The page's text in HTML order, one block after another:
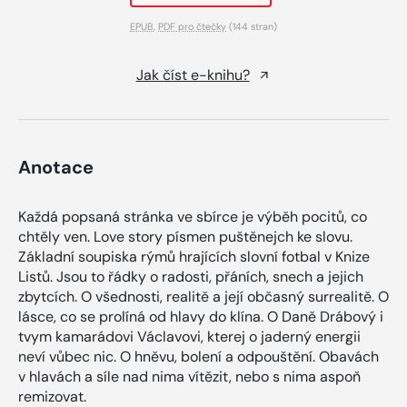
EPUB, PDF pro čtečky (144 stran)
Jak číst e-knihu?
Anotace
Každá popsaná stránka ve sbírce je výběh pocitů, co
chtěly ven. Love story písmen puštěnejch ke slovu.
Základní soupiska rýmů hrajících slovní fotbal v Knize
Listů. Jsou to řádky o radosti, přáních, snech a jejich
zbytcích. O všednosti, realitě a její občasný surrealitě. O
lásce, co se prolíná od hlavy do klína. O Daně Drábový i
tvym kamarádovi Václavovi, kterej o jaderný energii
neví vůbec nic. O hněvu, bolení a odpouštění. Obavách
v hlavách a síle nad nima vítězit, nebo s nima aspoň
remizovat.